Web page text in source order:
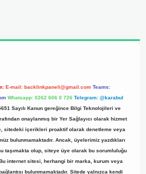
E-mail: backlinkpaneli@gmail.com Teams:
Whatsapp: 0262 606 0 726 Telegram: @karabul
Sayılı Kanun gereğince Bilgi Teknolojileri ve
onaylanmış bir Yer Sağlayıcı olarak hizmet
sitedeki içerikleri proaktif olarak denetleme veya
bulunmamaktadır. Ancak, üyelerimiz yazdıkları
taşımakta olup, siteye üye olarak bu sorumluluğu
internet sitesi, herhangi bir marka, kurum veya
bulunmamaktadır. Sitede yalnızca kendi